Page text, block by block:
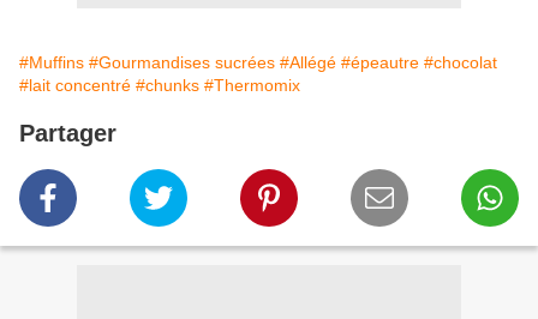
#Muffins #Gourmandises sucrées #Allégé #épeautre #chocolat
#lait concentré #chunks #Thermomix
Partager